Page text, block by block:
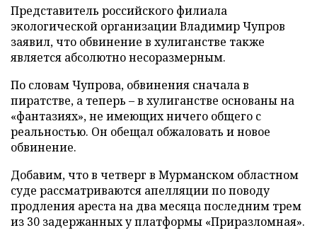
Представитель российского филиала
экологической организации Владимир Чупров
заявил, что обвинение в хулиганстве также
является абсолютно несоразмерным.
По словам Чупрова, обвинения сначала в
пиратстве, а теперь – в хулиганстве основаны на
«фантазиях», не имеющих ничего общего с
реальностью. Он обещал обжаловать и новое
обвинение.
Добавим, что в четверг в Мурманском областном
суде рассматриваются апелляции по поводу
продления ареста на два месяца последним трем
из 30 задержанных у платформы «Приразломная».